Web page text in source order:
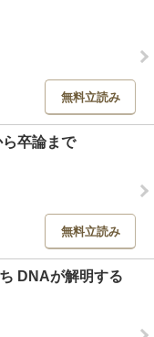
無料立読み
卒論まで
無料立読み
DNAが解明する